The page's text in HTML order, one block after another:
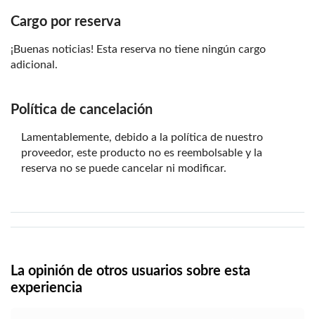
Cargo por reserva
¡Buenas noticias! Esta reserva no tiene ningún cargo
adicional.
Política de cancelación
Lamentablemente, debido a la política de nuestro
proveedor, este producto no es reembolsable y la
reserva no se puede cancelar ni modificar.
La opinión de otros usuarios sobre esta
experiencia